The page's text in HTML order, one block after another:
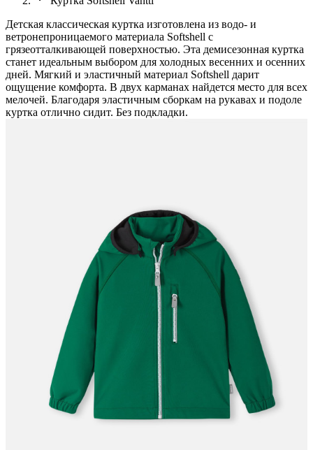
Детская классическая куртка изготовлена из водо- и
ветронепроницаемого материала Softshell с
грязеотталкивающей поверхностью. Эта демисезонная куртка
станет идеальным выбором для холодных весенних и осенних
дней. Мягкий и эластичный материал Softshell дарит
ощущение комфорта. В двух карманах найдется место для всех
мелочей. Благодаря эластичным сборкам на рукавах и подоле
куртка отлично сидит. Без подкладки.